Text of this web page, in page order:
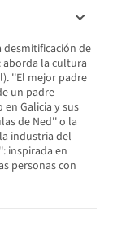
desmitificación de
aborda la cultura
''El mejor padre
un padre
Galicia y sus
de Ned'' o la
industria del
inspirada en
personas con